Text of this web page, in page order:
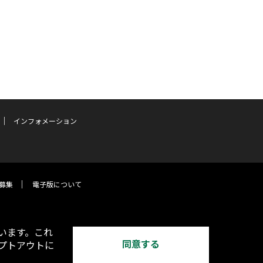
インフォメーション
集 電子版について
ます。これ
トアウトに
同意する